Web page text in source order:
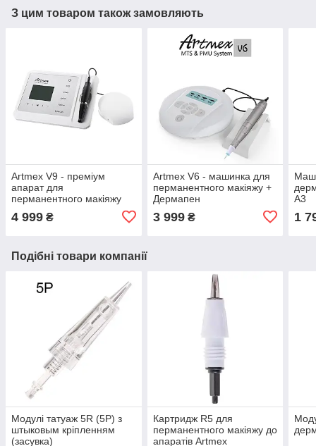
З цим товаром також замовляють
Artmex V9 - преміум
апарат для
перманентного макіяжу
4 999 ₴
Artmex V6 - машинка для
перманентного макіяжу +
Дермапен
3 999₴
А3
1
Подібні товари компанії
Модулі татуаж 5R (5Р) з
штыковым кріпленням
(засувка)
Картридж R5 для
перманентного макіяжу до
апаратів Artmex